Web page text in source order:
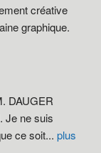
créative
graphique.
DAUGER
Je ne suis
ce soit... plus